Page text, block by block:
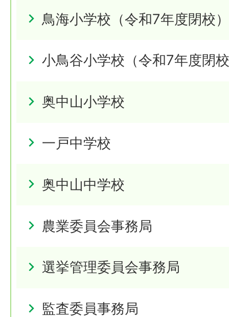
鳥海小学校（令和7年度閉校）
小鳥谷小学校（令和7年度閉
奥中山小学校
一戸中学校
奥中山中学校
農業委員会事務局
選挙管理委員会事務局
監査委員事務局